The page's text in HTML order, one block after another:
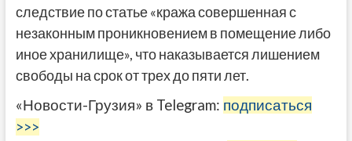
следствие по статье «кража совершенная с
незаконным проникновением в помещение либо
иное хранилище», что наказывается лишением
свободы на срок от трех до пяти лет.
«Новости-Грузия» в Telegram: подписаться
>>>